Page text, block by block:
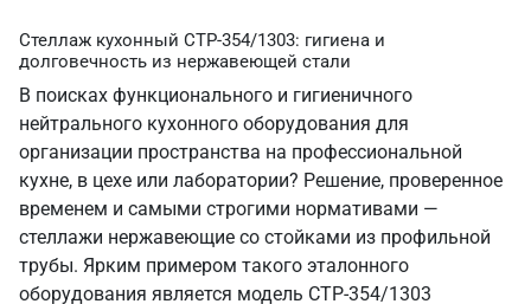
Стеллаж кухонный СТР-354/1303: гигиена и
долговечность из нержавеющей стали
В поисках функционального и гигиеничного
нейтрального кухонного оборудования для
организации пространства на профессиональной
кухне, в цехе или лаборатории? Решение, проверенное
временем и самыми строгими нормативами —
стеллажи нержавеющие со стойками из профильной
трубы. Ярким примером такого эталонного
оборудования является модель СТР-354/1303